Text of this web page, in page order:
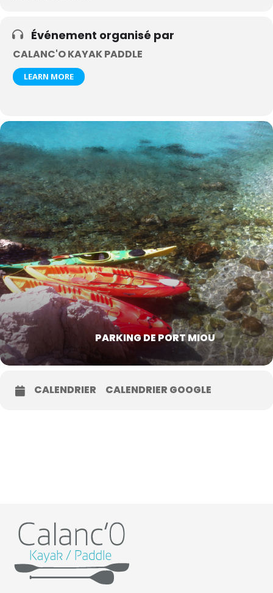
Événement organisé par
CALANC'O KAYAK PADDLE
LEARN MORE
PARKING DE PORT MIOU
CALENDRIER CALENDRIER GOOGLE